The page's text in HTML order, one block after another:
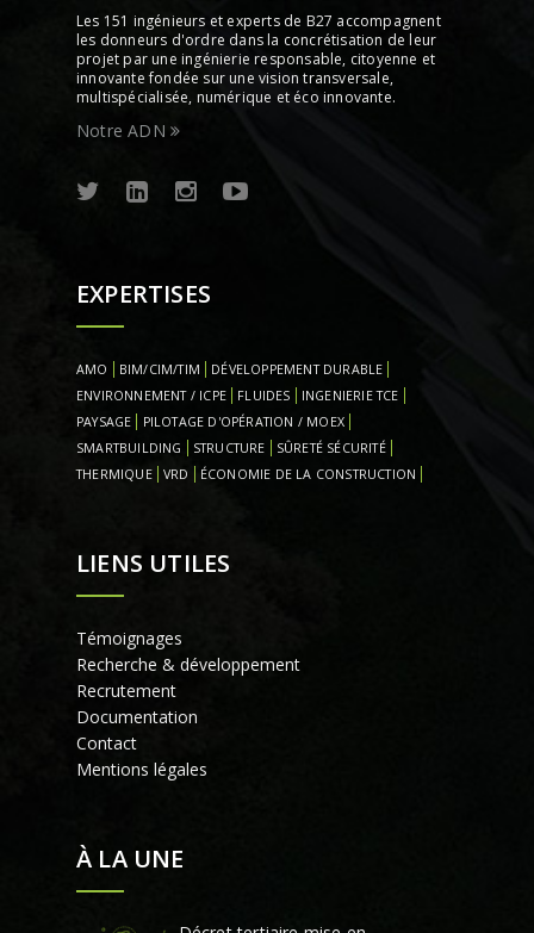
Les 151 ingénieurs et experts de B27 accompagnent
les donneurs d'ordre dans la concrétisation de leur
projet par une ingénierie responsable, citoyenne et
innovante fondée sur une vision transversale,
multispécialisée, numérique et éco innovante.
Notre ADN
EXPERTISES
AMO BIM/CIM/TIM
DÉVELOPPEMENT DURABLE
ENVIRONNEMENT / ICPE
FLUIDES
INGENIERIE TCE
PAYSAGE
PILOTAGE D'OPÉRATION / MOEX
SMARTBUILDING
STRUCTURE
SÛRETÉ SÉCURITÉ
THERMIQUE
VRD ÉCONOMIE DE LA CONSTRUCTION
LIENS UTILES
Témoignages
Recherche & développement
Recrutement
Documentation
Contact
Mentions légales
À LA UNE